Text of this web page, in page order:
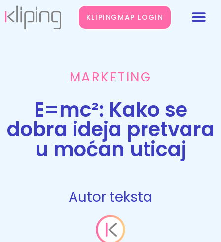
KLIPINGMAP LOGIN
MARKETING
E=mc²: Kako se
dobra ideja pretvara
u moćan uticaj
Autor teksta